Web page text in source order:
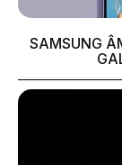
SAMSUNG